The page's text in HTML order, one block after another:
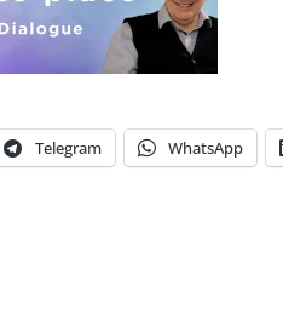
Telegram WhatsApp